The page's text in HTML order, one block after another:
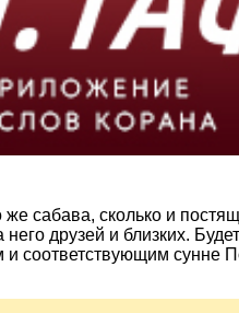
сабава, сколько и
друзей и близких.
соответствующим сунне